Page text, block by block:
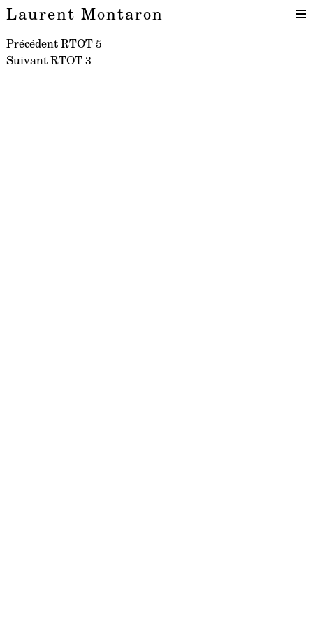
Laurent Montaron
Navigation
de
PrécédentArticle
précédent :
RTOT 5
SuivantArticle
RTOT 3